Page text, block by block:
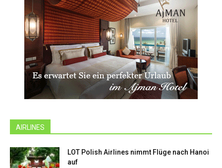
AIRLINES
LOT Polish Airlines nimmt Flüge nach Hanoi
auf